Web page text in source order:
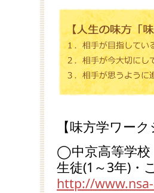
【味方学ワー
◯中京高等学
生徒(1～3年)・
http://